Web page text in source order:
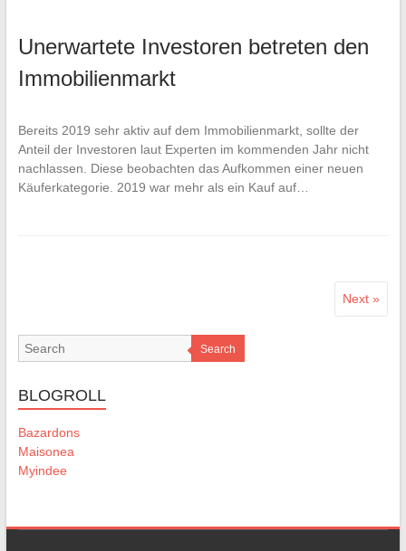
Unerwartete Investoren betreten den
Immobilienmarkt
Bereits 2019 sehr aktiv auf dem Immobilienmarkt, sollte der
Anteil der Investoren laut Experten im kommenden Jahr nicht
nachlassen. Diese beobachten das Aufkommen einer neuen
Käuferkategorie. 2019 war mehr als ein Kauf auf…
Next »
Search
BLOGROLL
Bazardons
Maisonea
Myindee